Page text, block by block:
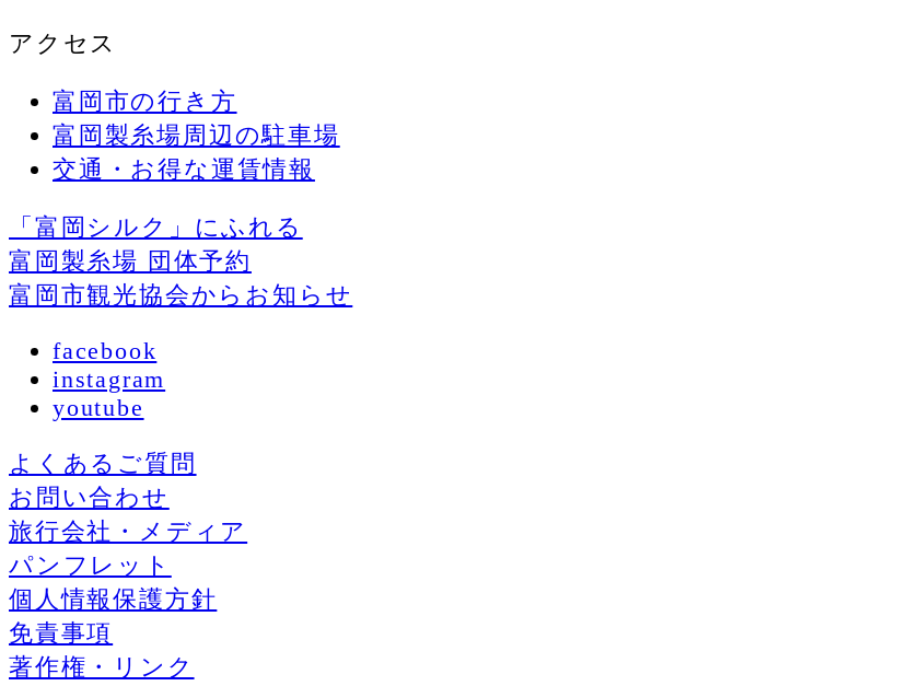
アクセス
富岡市の行き方
富岡製糸場周辺の駐車場
交通・お得な運賃情報
「富岡シルク」にふれる
富岡製糸場 団体予約
富岡市観光協会からお知らせ
facebook
instagram
youtube
よくあるご質問
お問い合わせ
旅行会社・メディア
パンフレット
個人情報保護方針
免責事項
著作権・リンク